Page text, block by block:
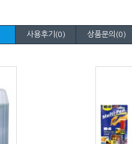
사용후기(0) 상품문의(0)